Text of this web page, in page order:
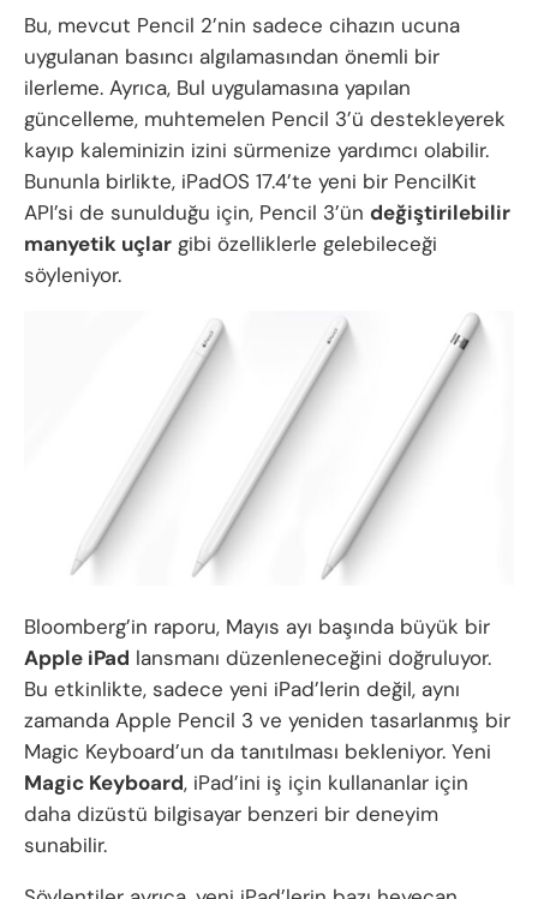
Bu, mevcut Pencil 2’nin sadece cihazın ucuna
uygulanan basıncı algılamasından önemli bir
ilerleme. Ayrıca, Bul uygulamasına yapılan
güncelleme, muhtemelen Pencil 3’ü destekleyerek
kayıp kaleminizin izini sürmenize yardımcı olabilir.
Bununla birlikte, iPadOS 17.4’te yeni bir PencilKit
API’si de sunulduğu için, Pencil 3’ün değiştirilebilir
manyetik uçlar gibi özelliklerle gelebileceği
söyleniyor.
Bloomberg’in raporu, Mayıs ayı başında büyük bir
Apple iPad lansmanı düzenleneceğini doğruluyor.
Bu etkinlikte, sadece yeni iPad’lerin değil, aynı
zamanda Apple Pencil 3 ve yeniden tasarlanmış bir
Magic Keyboard’un da tanıtılması bekleniyor. Yeni
Magic Keyboard, iPad’ini iş için kullananlar için
daha dizüstü bilgisayar benzeri bir deneyim
sunabilir.